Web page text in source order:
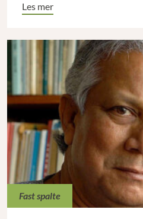
Les mer
Fast spalte